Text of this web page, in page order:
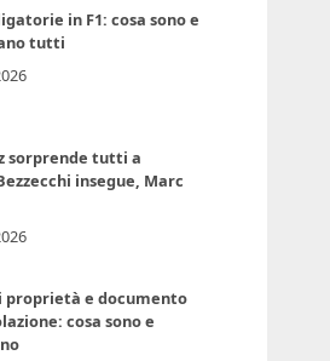
in F1: cosa sono e
tutti
sorprende tutti a
insegue, Marc
proprietà e documento
cosa sono e